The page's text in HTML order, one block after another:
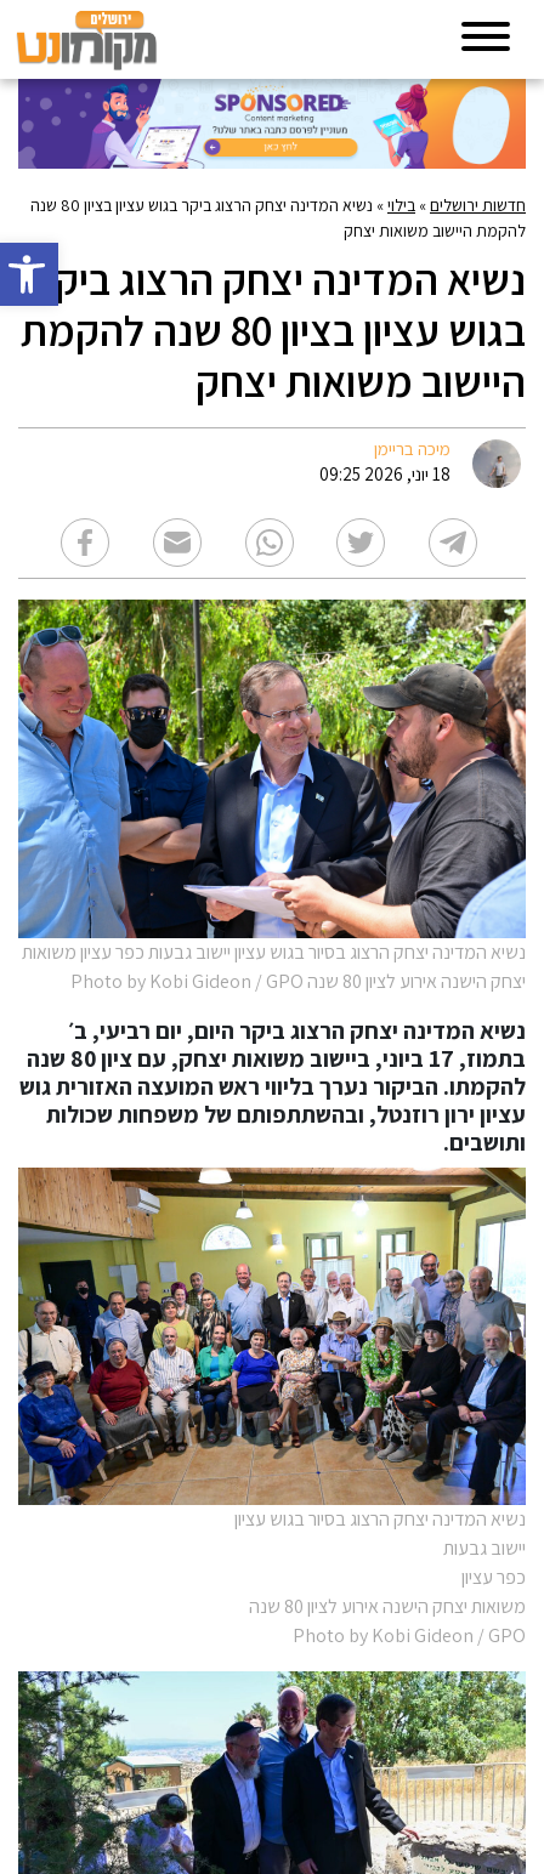
פתח
חדשות ירושלים» בילוי»
נשיא המדינה יצחק הרצוג ביקר בגוש עציון בציון 80 שנה
להקמת היישוב משואות יצחק
נשיא המדינה יצחק הרצוג ביקר
בגוש עציון בציון 80 שנה להקמת
היישוב משואות יצחק
מיכה בריימן
18 יוני, 2026 09:25
נשיא המדינה יצחק הרצוג בסיור בגוש עציון יישוב גבעות כפר עציון משואות
יצחק הישנה אירוע לציון 80 שנה Photo by Kobi Gideon / GPO
נשיא המדינה יצחק הרצוג ביקר היום, יום רביעי, ב׳
בתמוז, 17 ביוני, ביישוב משואות יצחק, עם ציון 80 שנה
להקמתו. הביקור נערך בליווי ראש המועצה האזורית גוש
עציון ירון רוזנטל, ובהשתתפותם של משפחות שכולות
ותושבים.
נשיא המדינה יצחק הרצוג בסיור בגוש עציון
יישוב גבעות
כפר עציון
משואות יצחק הישנה אירוע לציון 80 שנה
Photo by Kobi Gideon / GPO